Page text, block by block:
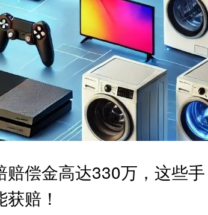
偿金高达330万，这些手
赔！